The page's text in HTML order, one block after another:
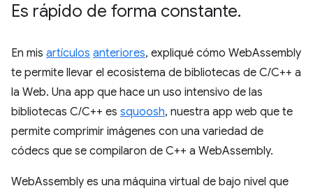
Es rápido de forma constante.
En mis artículos anteriores, expliqué cómo WebAssembly
te permite llevar el ecosistema de bibliotecas de C/C++ a
la Web. Una app que hace un uso intensivo de las
bibliotecas C/C++ es squoosh, nuestra app web que te
permite comprimir imágenes con una variedad de
códecs que se compilaron de C++ a WebAssembly.
WebAssembly es una máquina virtual de bajo nivel que